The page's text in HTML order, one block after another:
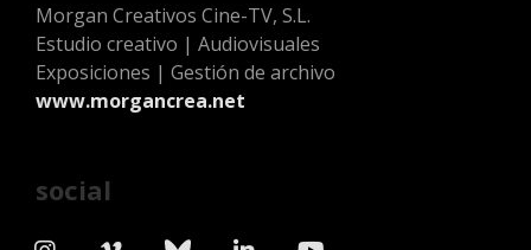
Morgan Creativos Cine-TV, S.L.
Estudio creativo | Audiovisuales
Exposiciones | Gestión de archivo
www.morgancrea.net
social